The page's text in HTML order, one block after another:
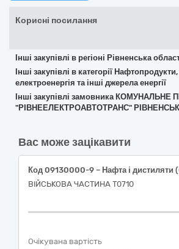
Корисні посилання
Інші закупівлі в регіоні Рівненська
Інші закупівлі в категорії
електроенергія та інші джерела енергії
Інші закупівлі замовника
"РІВНЕЕЛЕКТРОАВТОТРАНС"
Вас може зацікавити
ВІЙСЬКОВА ЧАСТИНА Т0710
Очікувана вартість